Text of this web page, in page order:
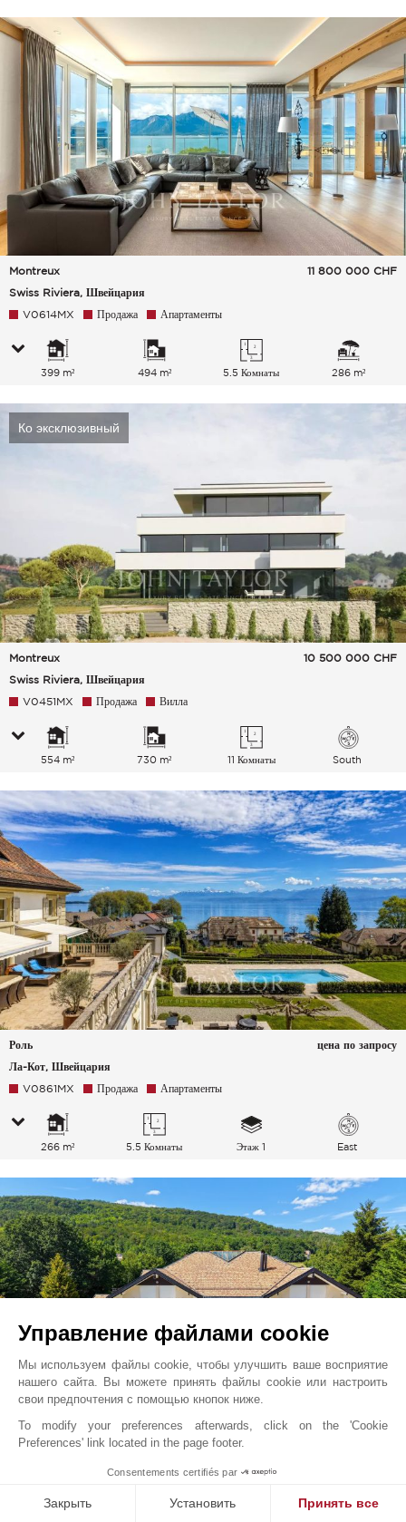
Montreux
Swiss Riviera, Швейцария
11 800 000 CHF
V0614MX Продажа Апартаменты
399 m² 494 m² 5.5 Комнаты 286 m²
Ко эксклюзивный
Montreux
Swiss Riviera, Швейцария
10 500 000 CHF
V0451MX Продажа Вилла
554 m² 730 m² 11 Комнаты South
Роль
Ла-Кот, Швейцария
цена по запросу
V0861MX Продажа Апартаменты
266 m² 5.5 Комнаты Этаж 1 East
Гивринз
5 950 000 CHF
Продажа Поместье
Управление файлами cookie
Мы используем файлы cookie, чтобы улучшить ваше восприятие
нашего сайта. Вы можете принять файлы cookie или настроить
свои предпочтения с помощью кнопок ниже.
To modify your preferences afterwards, click on the 'Cookie
Preferences' link located in the page footer.
Consentements certifiés par
Закрыть Установить Принять все